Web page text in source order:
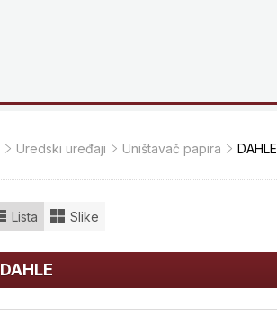
Uredski uređaji Uništavač papira DAHLE
Lista Slike
DAHLE